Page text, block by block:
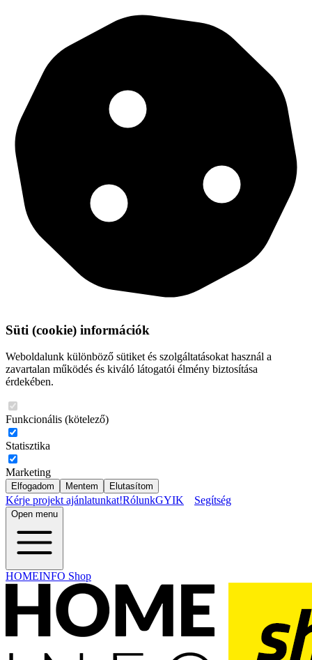
Süti (cookie) információk
Weboldalunk különböző sütiket és szolgáltatásokat használ a
zavartalan működés és kiváló látogatói élmény biztosítása
érdekében.
Funkcionális (kötelező)
Statisztika
Marketing
Elfogadom Mentem Elutasítom
Kérje projekt ajánlatunkat!RólunkGYIK Segítség
Open menu
HOMEINFO Shop